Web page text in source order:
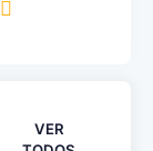
VER